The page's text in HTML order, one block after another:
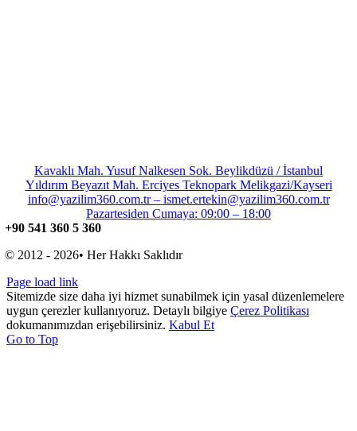
Kavaklı Mah. Yusuf Nalkesen Sok. Beylikdüzü / İstanbul
Yıldırım Beyazıt Mah. Erciyes Teknopark Melikgazi/Kayseri
info@yazilim360.com.tr – ismet.ertekin@yazilim360.com.tr
Pazartesiden Cumaya: 09:00 – 18:00
+90 541 360 5 360
© 2012 - 2026• Her Hakkı Saklıdır
Page load link
Sitemizde size daha iyi hizmet sunabilmek için yasal düzenlemelere
uygun çerezler kullanıyoruz. Detaylı bilgiye Çerez Politikası
dokumanımızdan erişebilirsiniz. Kabul Et
Go to Top